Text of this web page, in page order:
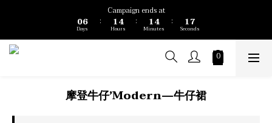
Campaign ends at
06
5
4
0
Days
:
2
1
0
5
4
3
2
Hours
:
2
1
0
5
4
3
2
Minutes
:
1
0
6
5
4
3
2
0
Seconds
摩登牛仔’Modern—牛仔裙